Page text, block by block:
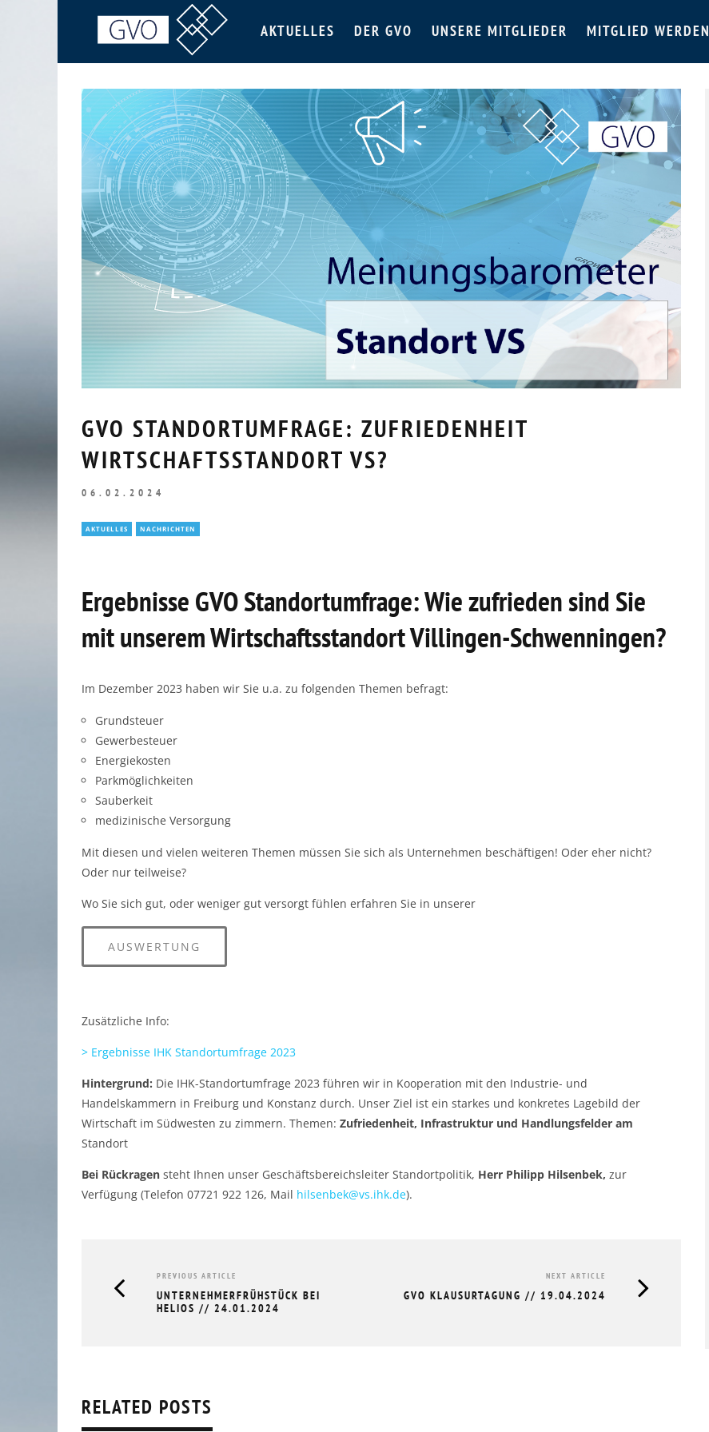
AKTUELLES DER GVO UNSERE MITGLIEDER MITGLIED WERDEN
GVO STANDORTUMFRAGE: ZUFRIEDENHEIT
WIRTSCHAFTSSTANDORT VS?
06.02.2024
AKTUELLES NACHRICHTEN
Ergebnisse GVO Standortumfrage: Wie zufrieden sind Sie
mit unserem Wirtschaftsstandort Villingen-Schwenningen?
Im Dezember 2023 haben wir Sie u.a. zu folgenden Themen befragt:
Grundsteuer
Gewerbesteuer
Energiekosten
Parkmöglichkeiten
Sauberkeit
medizinische Versorgung
Mit diesen und vielen weiteren Themen müssen Sie sich als Unternehmen beschäftigen! Oder eher nicht?
Oder nur teilweise?
Wo Sie sich gut, oder weniger gut versorgt fühlen erfahren Sie in unserer
AUSWERTUNG
Zusätzliche Info:
> Ergebnisse IHK Standortumfrage 2023
Hintergrund: Die IHK-Standortumfrage 2023 führen wir in Kooperation mit den Industrie- und
Handelskammern in Freiburg und Konstanz durch. Unser Ziel ist ein starkes und konkretes Lagebild der
Wirtschaft im Südwesten zu zimmern. Themen: Zufriedenheit, Infrastruktur und Handlungsfelder am
Standort
Bei Rückragen steht Ihnen unser Geschäftsbereichsleiter Standortpolitik, Herr Philipp Hilsenbek, zur
Verfügung (Telefon 07721 922 126, Mail hilsenbek@vs.ihk.de).
PREVIOUS ARTICLE
UNTERNEHMERFRÜHSTÜCK BEI
HELIOS // 24.01.2024
NEXT ARTICLE
GVO KLAUSURTAGUNG // 19.04.2024
RELATED POSTS
AOK // 05.03.2026
10.03.2026
HERBSTTREFF // 19.11.2025
20.11.2025